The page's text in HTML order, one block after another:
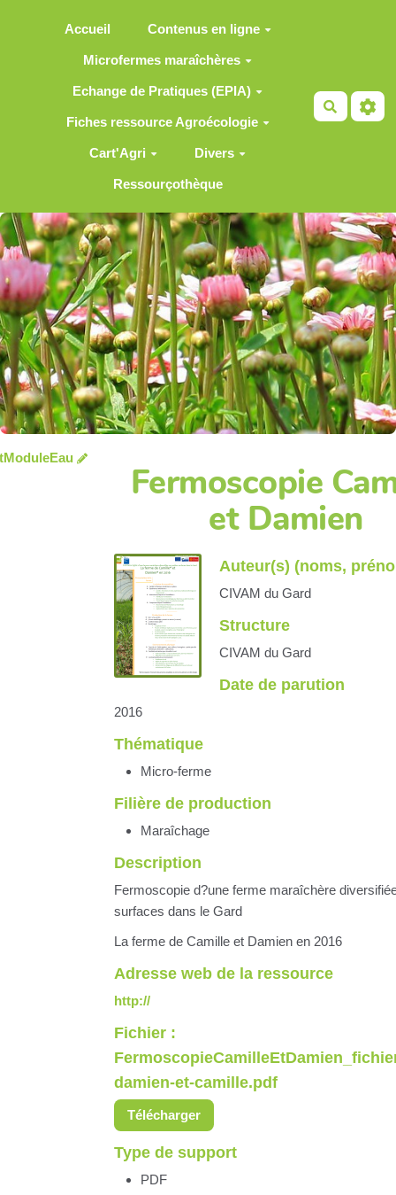
Accueil Contenus en ligne
Microfermes maraîchères
Echange de Pratiques (EPIA)
Fiches ressource Agroécologie
Cart'Agri Divers
Ressourçothèque
Fermoscopie
et Damien
Auteur(s) (noms,
CIVAM du Gard
Structure
CIVAM du Gard
Date de parution
2016
Thématique
Micro-ferme
Filière de production
Maraîchage
Description
Fermoscopie d?une ferme maraîchère
surfaces dans le Gard
La ferme de Camille et Damien en 2016
Adresse web de la ressource
http://
Fichier :
damien-et-camille.pdf
Télécharger
Type de support
PDF